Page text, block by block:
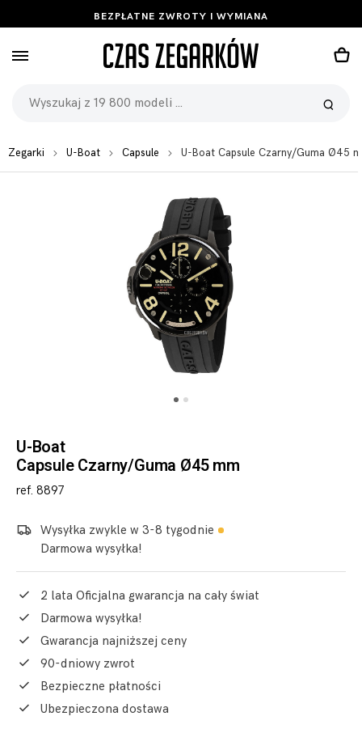
BEZPŁATNE ZWROTY I WYMIANA
Zegarki U-Boat Capsule U-Boat Capsule Czarny/Guma Ø45
U-Boat
Capsule Czarny/Guma Ø45 mm
ref. 8897
Wysyłka zwykle w 3-8 tygodnie
Darmowa wysyłka!
2 lata Oficjalna gwarancja na cały świat
Darmowa wysyłka!
Gwarancja najniższej ceny
90-dniowy zwrot
Bezpieczne płatności
Ubezpieczona dostawa